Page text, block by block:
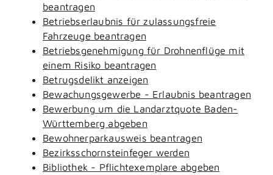
beantragen
Betriebserlaubnis für zulassungsfreie
Fahrzeuge beantragen
Betriebsgenehmigung für Drohnenflüge mit
einem Risiko beantragen
Betrugsdelikt anzeigen
Bewachungsgewerbe - Erlaubnis beantragen
Bewerbung um die Landarztquote Baden-
Württemberg abgeben
Bewohnerparkausweis beantragen
Bezirksschornsteinfeger werden
Bibliothek - Pflichtexemplare abgeben